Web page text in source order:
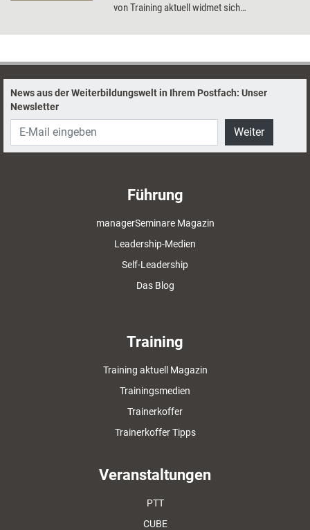
von Training aktuell widmet sich
Business, u.a. Honorarverhandlungen,
News aus der Weiterbildungswelt in Ihrem Postfach: Unser
Newsletter
Weiter
Führung
managerSeminare Magazin
Leadership-Medien
Self-Leadership
Das Blog
Training
Training aktuell Magazin
Trainingsmedien
Trainerkoffer
Trainerkoffer Tipps
Veranstaltungen
PTT
CUBE